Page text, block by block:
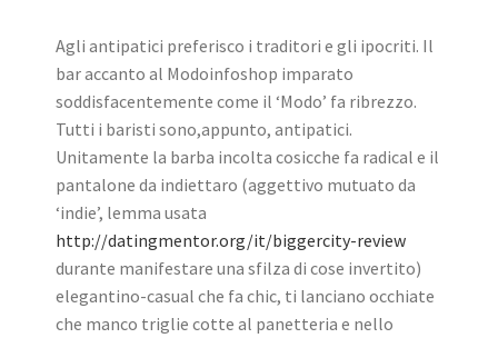
Agli antipatici preferisco i traditori e gli ipocriti. Il
bar accanto al Modoinfoshop imparato
soddisfacentemente come il ‘Modo’ fa ribrezzo.
Tutti i baristi sono,appunto, antipatici.
Unitamente la barba incolta cosicche fa radical e il
pantalone da indiettaro (aggettivo mutuato da
‘indie’, lemma usata
http://datingmentor.org/it/biggercity-review
durante manifestare una sfilza di cose invertito)
elegantino-casual che fa chic, ti lanciano occhiate
che manco triglie cotte al panetteria e nello